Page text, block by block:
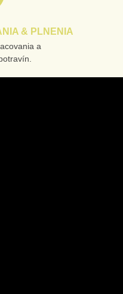
& PLNENIA
a